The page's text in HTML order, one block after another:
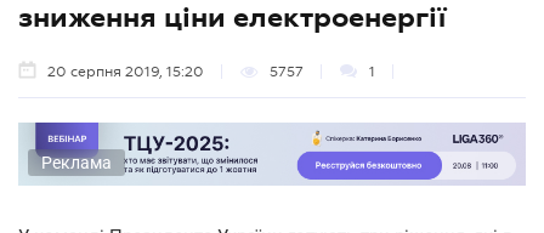
зниження ціни електроенергії
20 серпня 2019, 15:20 5757 1
Реклама